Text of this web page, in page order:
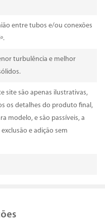
entre tubos e/ou conexões
turbulência e melhor
site são apenas ilustrativas,
os detalhes do produto final,
modelo, e são passíveis, a
e adição sem